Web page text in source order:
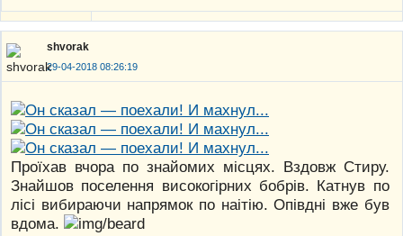
shvorak
29-04-2018 08:26:19
Проїхав вчора по знайомих місцях. Вздовж Стиру.
Знайшов поселення високогірних бобрів. Катнув по
лісі вибираючи напрямок по наітію. Опівдні вже був
вдома.